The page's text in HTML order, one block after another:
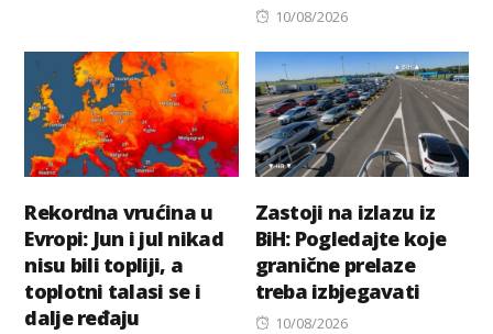
Posted
10/08/2026
Rekordna vrućina u
Evropi: Jun i jul nikad
nisu bili topliji, a
toplotni talasi se i
dalje ređaju
Zastoji na izlazu iz
BiH: Pogledajte koje
granične prelaze
treba izbjegavati
Posted
10/08/2026